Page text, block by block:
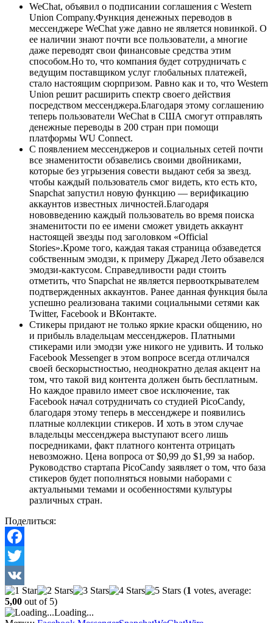
WeChat, объявил о подписании соглашения с Western
Union Company.Функция денежных переводов в
мессенджере WeChat уже давно не является новинкой. О
ее наличии знают почти все пользователи, а многие
даже переводят свои финансовые средства этим
способом.Но то, что компания будет сотрудничать с
ведущим поставщиком услуг глобальных платежей,
стало настоящим сюрпризом. Равно как и то, что Western
Union решит расширить спектр своего действия
посредством мессенджера.Благодаря этому соглашению
теперь пользователи WeChat в США смогут отправлять
денежные переводы в 200 стран при помощи
платформы WU Connect.
С появлением мессенджеров и социальных сетей почти
все знаменитости обзавелись своими двойниками,
которые без угрызения совести выдают себя за звезд.
чтобы каждый пользователь смог видеть, кто есть кто,
Snapchat запустил новую функцию — верификацию
аккаунтов известных личностей.Благодаря
нововведению каждый пользователь во время поиска
знаменитости по ее имени сможет увидеть аккаунт
настоящей звезды под заголовком «Official
Stories».Кроме того, каждая такая страница обзаведется
собственным эмодзи, к примеру Джаред Лето обзавелся
эмодзи-кактусом. Справедливости ради стоить
отметить, что Snapchat не является первооткрывателем
подтвержденных аккаунтов. Ранее данная функция была
успешно реализована такими социальными сетями как
Twitter, Facebook и ВКонтакте.
Стикеры придают не только яркие краски общению, но
и прибыль владельцам мессенджеров. Платными
стикерами или эмодзи уже никого не удивить. И только
Facebook Messenger в этом вопросе всегда отличался
своей бескорыстностью, неоднократно делая акцент на
том, что такой вид контента должен быть бесплатным.
Но каждое правило имеет свое исключение, так
Facebook начал сотрудничать со студией PicoCandy,
благодаря этому теперь в мессенджере и появились
платные коллекции стикеров. И хоть в этом случае
владельцы мессенджера выступают всего лишь
посредниками, факт платного контента отрицать
невозможно. Цена вопроса от $0,99 до $1,99 за набор.
Руководство стартапа PicoCandy заявляет о том, что база
стикеров будет пополняться новыми наборами с
актуальными темами и особенностями культуры
различных стран.
Поделиться:
Facebook
Twitter
VK
(1 votes, average:
5,00 out of 5)
Loading...